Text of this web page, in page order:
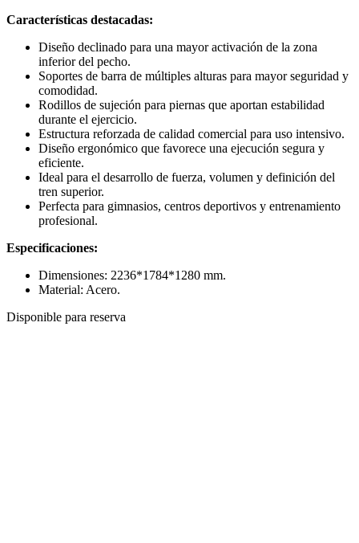
Características destacadas:
Diseño declinado para una mayor activación de la zona
inferior del pecho.
Soportes de barra de múltiples alturas para mayor seguridad y
comodidad.
Rodillos de sujeción para piernas que aportan estabilidad
durante el ejercicio.
Estructura reforzada de calidad comercial para uso intensivo.
Diseño ergonómico que favorece una ejecución segura y
eficiente.
Ideal para el desarrollo de fuerza, volumen y definición del
tren superior.
Perfecta para gimnasios, centros deportivos y entrenamiento
profesional.
Especificaciones:
Dimensiones: 2236*1784*1280 mm.
Material: Acero.
Disponible para reserva